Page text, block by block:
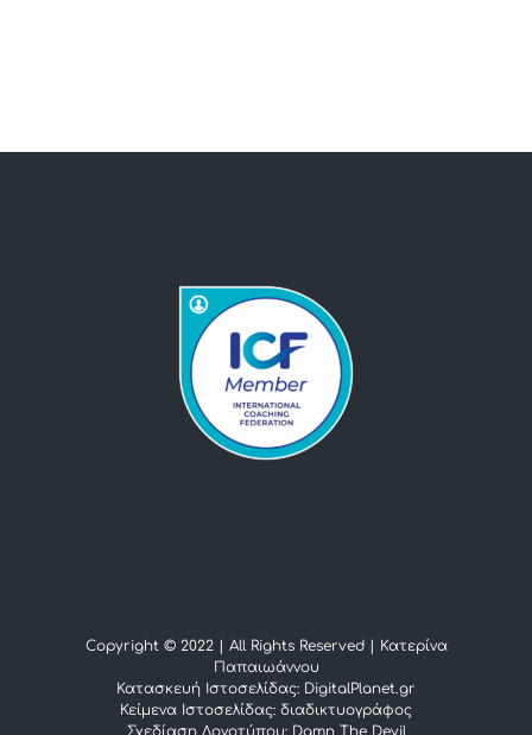
Copyright © 2022 | All Rights Reserved |
Κατερίνα
Παπαιωάννου
Κατασκευή Ιστοσελίδας: DigitalPlanet.gr
Κείμενα Ιστοσελίδας: διαδικτυογράφος
Σχεδίαση Λογοτύπου: Damn The Devil